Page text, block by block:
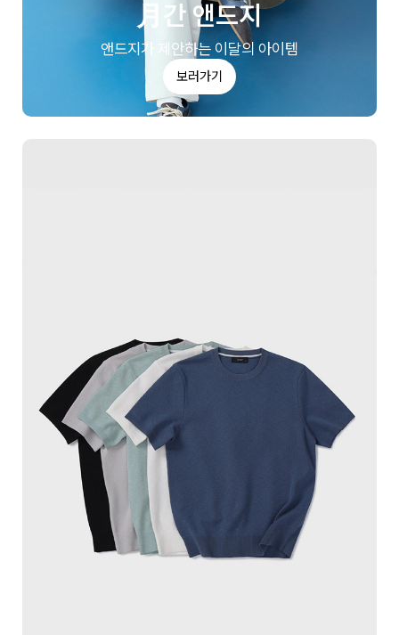
月간 앤드지
앤드지가 제안하는 이달의 아이템
보러가기